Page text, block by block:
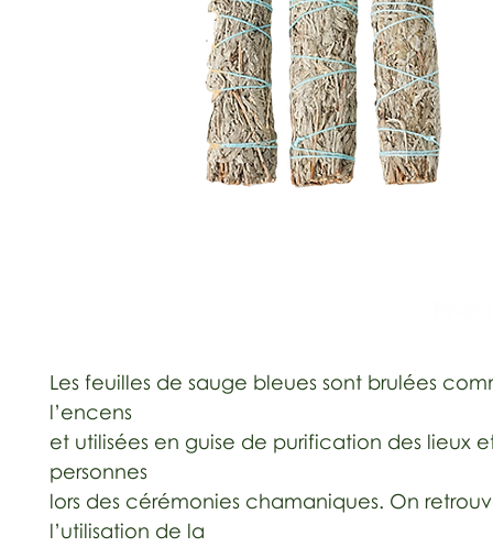
Les feuilles de sauge bleues sont brulées
l’encens
et utilisées en guise de purification des lieux
personnes
lors des cérémonies chamaniques. On
l’utilisation de la